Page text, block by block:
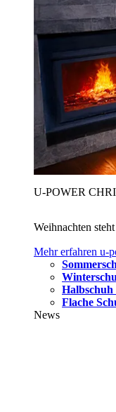
U‑POWER
Weihnachten
Mehr erfahren
Halbschuh
Flache
News